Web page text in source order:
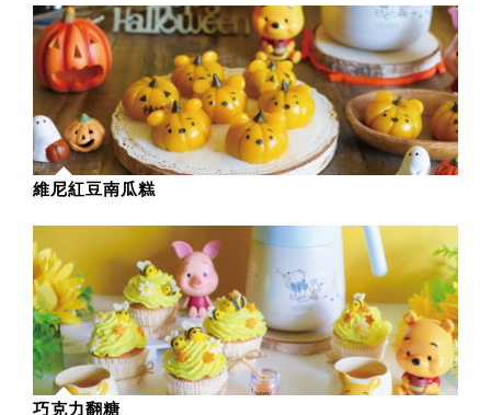
維尼紅豆南瓜糕
巧克力翻糖